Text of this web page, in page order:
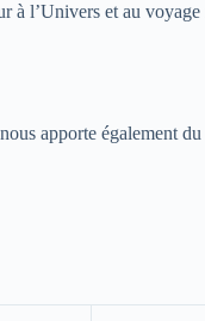
l’Univers et au
apporte également